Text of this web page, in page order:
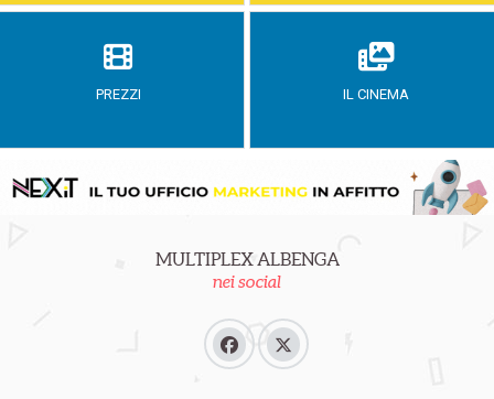
PREZZI IL CINEMA
MULTIPLEX ALBENGA
nei social